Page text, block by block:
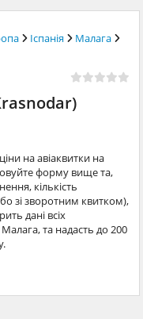
Іспанія
Малага
на авіаквитки на
форму вище та,
кількість
зі зворотним квитком),
дані всіх
та надасть до 200